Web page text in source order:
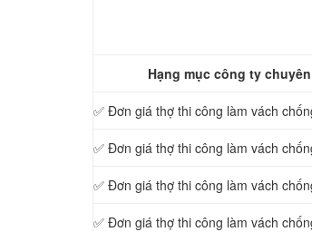
Hạng mục công ty
✅ Đơn giá thợ thi công làm vách
✅ Đơn giá thợ thi công làm vách
✅ Đơn giá thợ thi công làm vách
✅ Đơn giá thợ thi công làm vách